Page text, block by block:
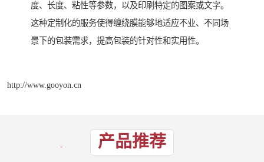
度、长度、粘性等参数，以及印刷特定的图案或文字。
这种定制化的服务使得缠绕膜能够地适应不业、不同场
景下的包装需求，提高包装的针对性和实用性。
http://www.gooyon.cn
产品推荐